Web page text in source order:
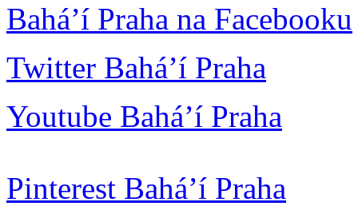
Bahá’í Praha na Facebooku
Twitter Bahá’í Praha
Youtube Bahá’í Praha
Pinterest Bahá’í Praha